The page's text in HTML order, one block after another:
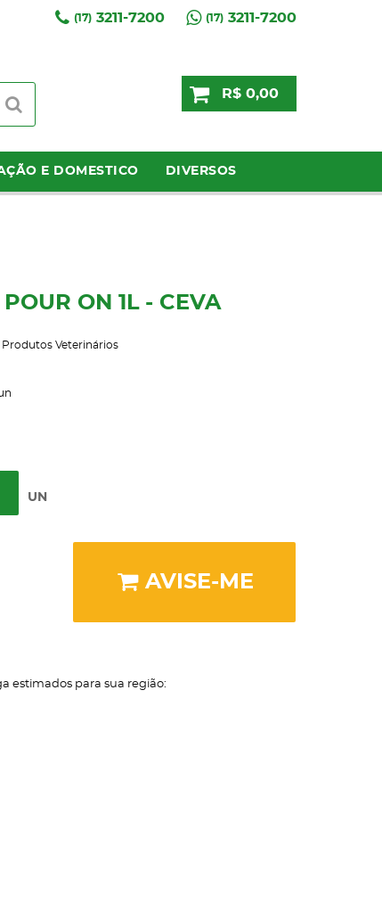
(17)3211-7200 (17)3211-7200
R$ 0,00
E DOMESTICO DIVERSOS
ON 1L - CEVA
Produtos Veterinários
UN
AVISE-ME
estimados para sua região: